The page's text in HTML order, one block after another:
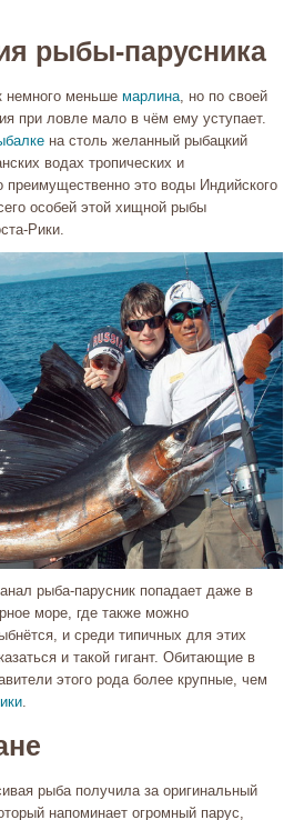
рыбы-парусника
немного меньше марлина, но по своей
при ловле мало в чём ему уступает.
на столь желанный рыбацкий
водах тропических и
преимущественно это воды Индийского
особей этой хищной рыбы
Рики.
рыба-парусник попадает даже в
море, где также можно
и среди типичных для этих
и такой гигант. Обитающие в
этого рода более крупные, чем
рыба получила за оригинальный
напоминает огромный парус,